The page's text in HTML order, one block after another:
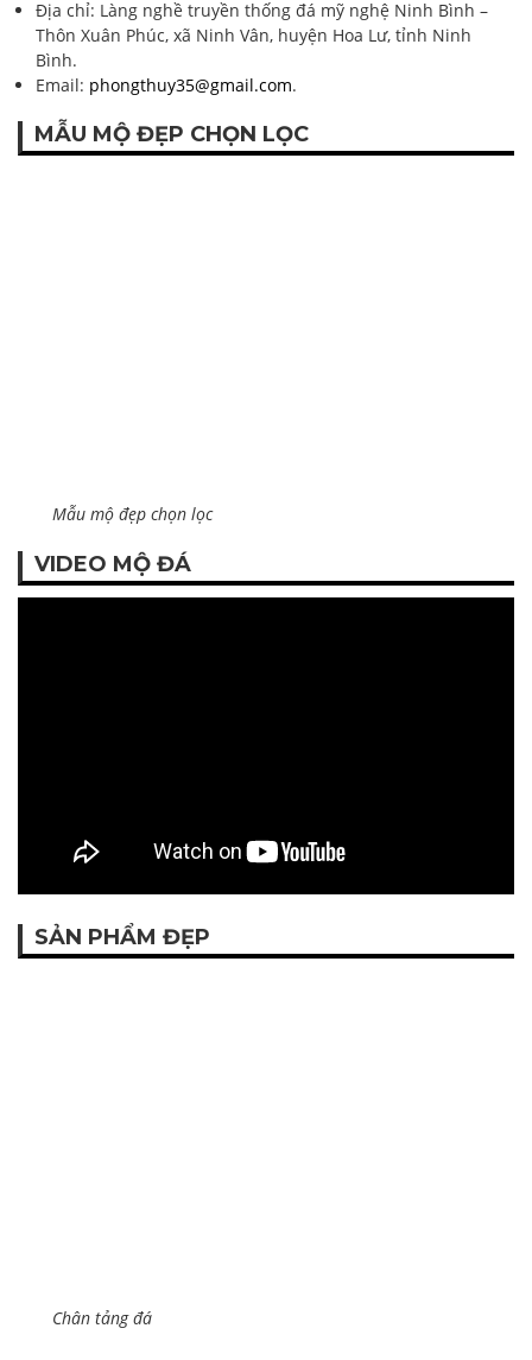
Địa chỉ: Làng nghề truyền thống đá mỹ nghệ Ninh Bình –
Thôn Xuân Phúc, xã Ninh Vân, huyện Hoa Lư, tỉnh Ninh
Bình.
Email: phongthuy35@gmail.com.
MẪU MỘ ĐẸP CHỌN LỌC
Mẫu mộ đẹp chọn lọc
VIDEO MỘ ĐÁ
SẢN PHẨM ĐẸP
Chân tảng đá